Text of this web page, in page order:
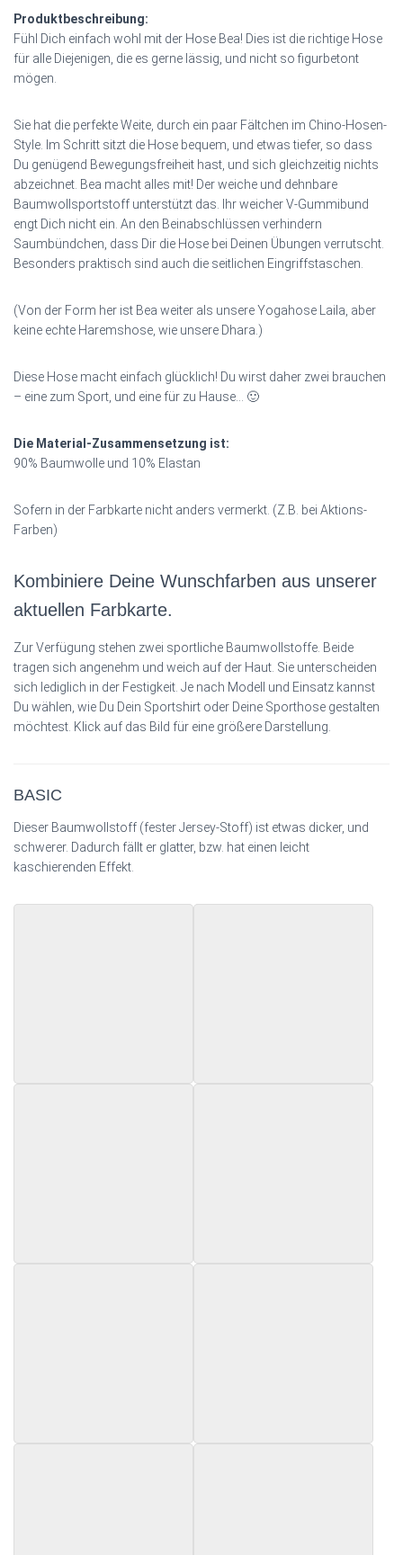
Produktbeschreibung:
Fühl Dich einfach wohl mit der Hose Bea! Dies ist die richtige Hose
für alle Diejenigen, die es gerne lässig, und nicht so figurbetont
mögen.
Sie hat die perfekte Weite, durch ein paar Fältchen im Chino-Hosen-
Style. Im Schritt sitzt die Hose bequem, und etwas tiefer, so dass
Du genügend Bewegungsfreiheit hast, und sich gleichzeitig nichts
abzeichnet. Bea macht alles mit! Der weiche und dehnbare
Baumwollsportstoff unterstützt das. Ihr weicher V-Gummibund
engt Dich nicht ein. An den Beinabschlüssen verhindern
Saumbündchen, dass Dir die Hose bei Deinen Übungen verrutscht.
Besonders praktisch sind auch die seitlichen Eingriffstaschen.
(Von der Form her ist Bea weiter als unsere Yogahose Laila, aber
keine echte Haremshose, wie unsere Dhara.)
Diese Hose macht einfach glücklich! Du wirst daher zwei brauchen
– eine zum Sport, und eine für zu Hause… 🙂
Die Material-Zusammensetzung ist:
90% Baumwolle und 10% Elastan
Sofern in der Farbkarte nicht anders vermerkt. (Z.B. bei Aktions-
Farben)
Kombiniere Deine Wunschfarben aus unserer
aktuellen Farbkarte.
Zur Verfügung stehen zwei sportliche Baumwollstoffe. Beide
tragen sich angenehm und weich auf der Haut. Sie unterscheiden
sich lediglich in der Festigkeit. Je nach Modell und Einsatz kannst
Du wählen, wie Du Dein Sportshirt oder Deine Sporthose gestalten
möchtest. Klick auf das Bild für eine größere Darstellung.
BASIC
Dieser Baumwollstoff (fester Jersey-Stoff) ist etwas dicker, und
schwerer. Dadurch fällt er glatter, bzw. hat einen leicht
kaschierenden Effekt.